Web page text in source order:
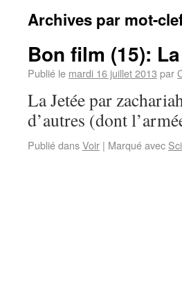
Archives par mot-
Bon film (15):
Publié le mardi 16 juillet 2013 par
La Jetée par
d’autres (dont
Publié dansVoir | Marqué avec